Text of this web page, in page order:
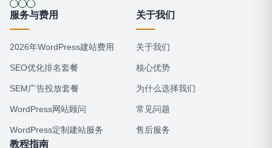
服务与费用
2026年WordPress建站费用
SEO优化排名套餐
SEM广告投放套餐
WordPress网站顾问
WordPress定制建站服务
关于我们
关于我们
核心优势
为什么选择我们
常见问题
售后服务
教程指南